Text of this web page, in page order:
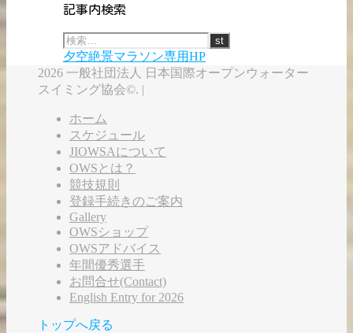
記事内検索
夕空絶景マラソン専用HP
2026 一般社団法人 日本国際オープンウォーター
スイミング協会©. |
ホーム
スケジュール
JIOWSAについて
OWSとは？
競技規則
登録手続きのご案内
Gallery
OWSショップ
OWSアドバイス
年間優秀選手
お問合せ(Contact)
English Entry for 2026
トップへ戻る